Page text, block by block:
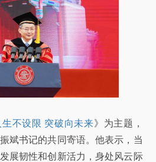
生不设限 突破向未来》为主题，
斌书记的共同寄语。他表示，当
展韧性和创新活力，身处风云际